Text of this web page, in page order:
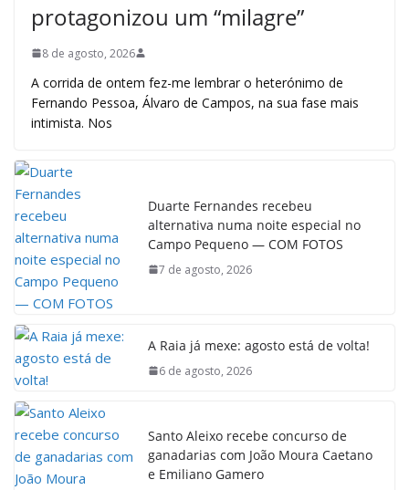
protagonizou um “milagre”
8 de agosto, 2026
A corrida de ontem fez-me lembrar o heterónimo de
Fernando Pessoa, Álvaro de Campos, na sua fase mais
intimista. Nos
Duarte Fernandes recebeu
alternativa numa noite especial no
Campo Pequeno — COM FOTOS
7 de agosto, 2026
A Raia já mexe: agosto está de volta!
6 de agosto, 2026
Santo Aleixo recebe concurso de
ganadarias com João Moura Caetano
e Emiliano Gamero